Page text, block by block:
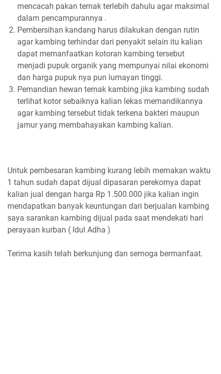
mencacah pakan ternak terlebih dahulu agar maksimal
dalam pencampurannya .
Pembersihan kandang harus dilakukan dengan rutin
agar kambing terhindar dari penyakit selain itu kalian
dapat memanfaatkan kotoran kambing tersebut
menjadi pupuk organik yang mempunyai nilai ekonomi
dan harga pupuk nya pun lumayan tinggi.
Pemandian hewan ternak kambing jika kambing sudah
terlihat kotor sebaiknya kalian lekas memandikannya
agar kambing tersebut tidak terkena bakteri maupun
jamur yang membahayakan kambing kalian.
Untuk pembesaran kambing kurang lebih memakan waktu
1 tahun sudah dapat dijual dipasaran perekornya dapat
kalian jual dengan harga Rp 1.500.000 jika kalian ingin
mendapatkan banyak keuntungan dari berjualan kambing
saya sarankan kambing dijual pada saat mendekati hari
perayaan kurban ( Idul Adha )
Terima kasih telah berkunjung dan semoga bermanfaat.